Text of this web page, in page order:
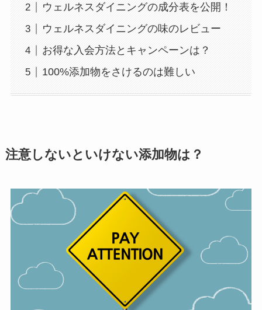
ウェルネスダイニングの成分表を公開！
ウェルネスダイニングの味のレビュー
お得な入会方法とキャンペーンは？
100%添加物をさけるのは難しい
注意しないといけない添加物は？